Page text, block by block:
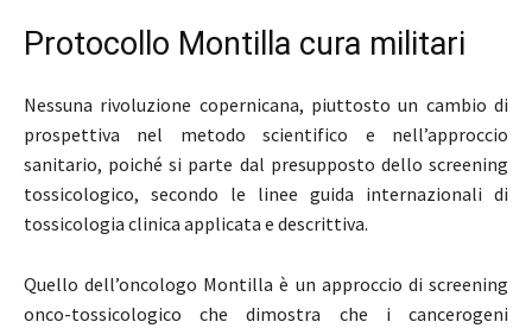
Protocollo Montilla cura militari
Nessuna rivoluzione copernicana, piuttosto un cambio di
prospettiva nel metodo scientifico e nell’approccio
sanitario, poiché si parte dal presupposto dello screening
tossicologico, secondo le linee guida internazionali di
tossicologia clinica applicata e descrittiva.
Quello dell’oncologo Montilla è un approccio di screening
onco-tossicologico che dimostra che i cancerogeni